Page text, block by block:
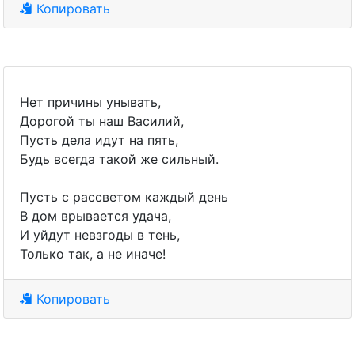
Копировать
Нет причины унывать,
Дорогой ты наш Василий,
Пусть дела идут на пять,
Будь всегда такой же сильный.
Пусть с рассветом каждый день
В дом врывается удача,
И уйдут невзгоды в тень,
Только так, а не иначе!
Копировать